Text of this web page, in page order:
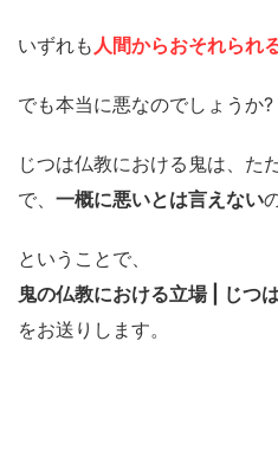
いずれも 人間からおそれられ
でも本当に悪なのでしょうか?
じつは仏教における鬼は、た
で、 一概に悪いとは言えない
ということで、
鬼の仏教における立場 | じつ
をお送りします。